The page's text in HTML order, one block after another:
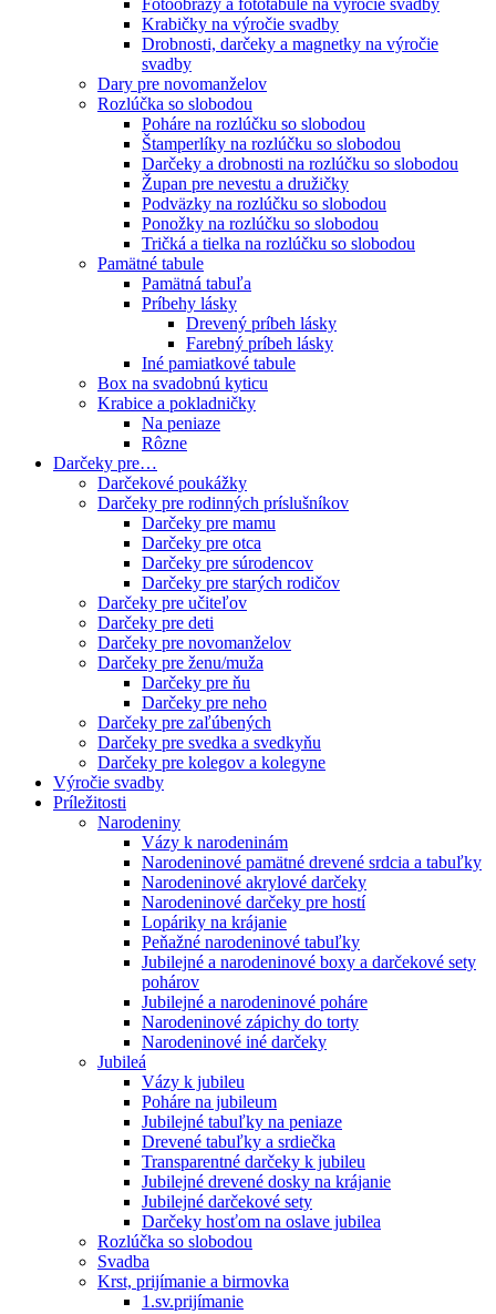
Fotoobrazy a fototabule na výročie svadby
Krabičky na výročie svadby
Drobnosti, darčeky a magnetky na výročie
svadby
Dary pre novomanželov
Rozlúčka so slobodou
Poháre na rozlúčku so slobodou
Štamperlíky na rozlúčku so slobodou
Darčeky a drobnosti na rozlúčku so slobodou
Župan pre nevestu a družičky
Podväzky na rozlúčku so slobodou
Ponožky na rozlúčku so slobodou
Tričká a tielka na rozlúčku so slobodou
Pamätné tabule
Pamätná tabuľa
Príbehy lásky
Drevený príbeh lásky
Farebný príbeh lásky
Iné pamiatkové tabule
Box na svadobnú kyticu
Krabice a pokladničky
Na peniaze
Rôzne
Darčeky pre…
Darčekové poukážky
Darčeky pre rodinných príslušníkov
Darčeky pre mamu
Darčeky pre otca
Darčeky pre súrodencov
Darčeky pre starých rodičov
Darčeky pre učiteľov
Darčeky pre deti
Darčeky pre novomanželov
Darčeky pre ženu/muža
Darčeky pre ňu
Darčeky pre neho
Darčeky pre zaľúbených
Darčeky pre svedka a svedkyňu
Darčeky pre kolegov a kolegyne
Výročie svadby
Príležitosti
Narodeniny
Vázy k narodeninám
Narodeninové pamätné drevené srdcia a tabuľky
Narodeninové akrylové darčeky
Narodeninové darčeky pre hostí
Lopáriky na krájanie
Peňažné narodeninové tabuľky
Jubilejné a narodeninové boxy a darčekové sety
pohárov
Jubilejné a narodeninové poháre
Narodeninové zápichy do torty
Narodeninové iné darčeky
Jubileá
Vázy k jubileu
Poháre na jubileum
Jubilejné tabuľky na peniaze
Drevené tabuľky a srdiečka
Transparentné darčeky k jubileu
Jubilejné drevené dosky na krájanie
Jubilejné darčekové sety
Darčeky hosťom na oslave jubilea
Rozlúčka so slobodou
Svadba
Krst, prijímanie a birmovka
1.sv.prijímanie